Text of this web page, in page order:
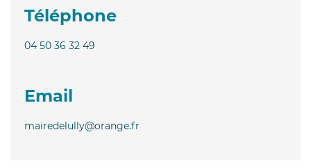
Téléphone
04 50 36 32 49
Email
mairedelully@orange.fr